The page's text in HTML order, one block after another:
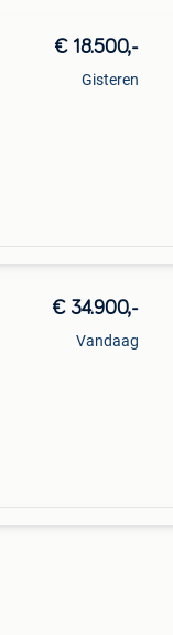
€ 18.500,-
Gisteren
€ 34.900,-
Vandaag